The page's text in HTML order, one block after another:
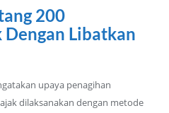
200
Dengan Libatkan
upaya penagihan
dilaksanakan dengan metode